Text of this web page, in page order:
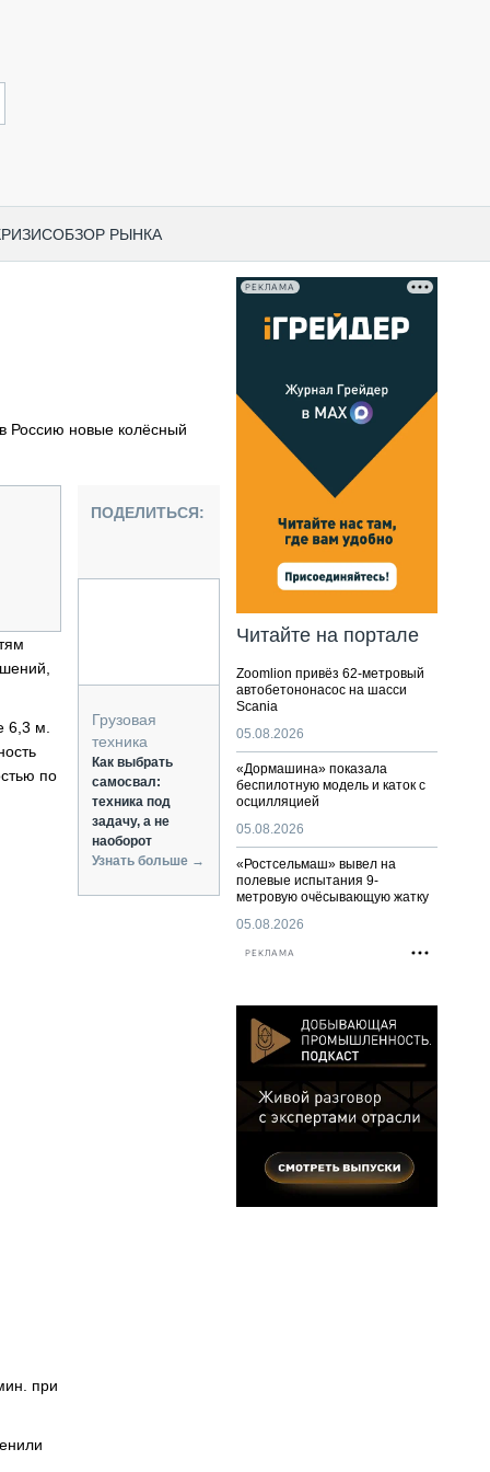
ОБЗОР РЫНКА
ТЕХНИКА
ТРАНСПОРТ
И СКЛАД
И ТЕХНОЛОГИИ
Россию новые колёсный
6,3 м.
по
при
ПОДЕЛИТЬСЯ:
Грузовая
техника
Как выбрать
самосвал:
техника под
задачу, а не
наоборот
Узнать больше →
РЕКЛАМА
Читайте на портале
Zoomlion привёз 62-метровый
автобетононасос на шасси
Scania
05.08.2026
«Дормашина» показала
беспилотную модель и каток с
осцилляцией
05.08.2026
«Ростсельмаш» вывел на
полевые испытания 9-
метровую очёсывающую жатку
05.08.2026
РЕКЛАМА